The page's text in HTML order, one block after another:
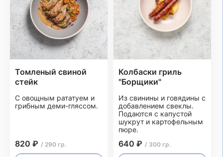
Томленый свиной
стейк
С овощным рататуем и
грибным деми-гляссом.
820 ₽ / 290 гр.
Колбаски гриль
"Борщики"
Из свинины и говядины с
добавлением свеклы.
Подаются с капустой
шукрут и картофельным
пюре.
640 ₽ / 300 гр.